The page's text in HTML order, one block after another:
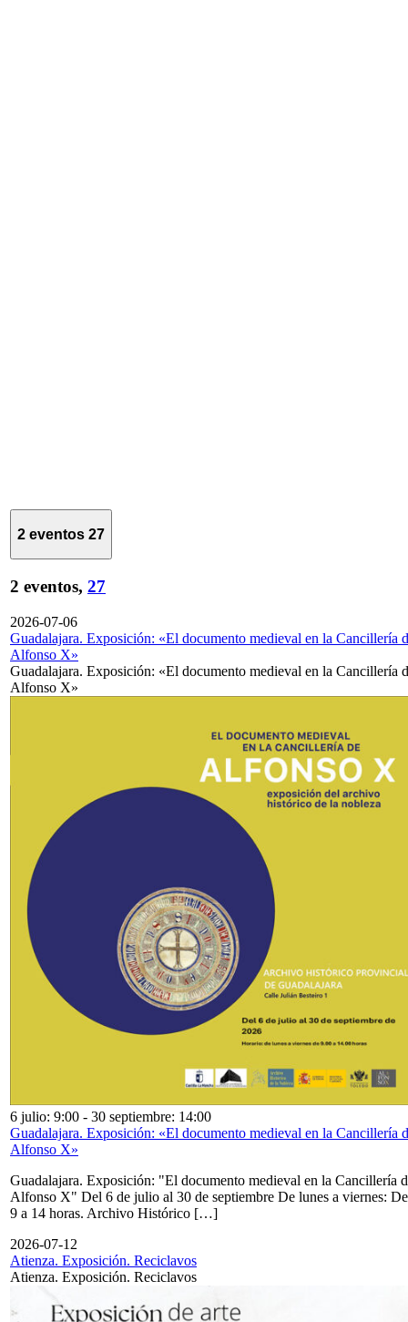
2 eventos 27
2 eventos, 27
2026-07-06
Guadalajara. Exposición: «El documento medieval en la Cancillería
Alfonso X»
Guadalajara. Exposición: «El documento medieval en la Cancillería
Alfonso X»
6 julio: 9:00 - 30 septiembre: 14:00
Guadalajara. Exposición: «El documento medieval en la Cancillería
Alfonso X»
Guadalajara. Exposición: "El documento medieval en la Cancillería
Alfonso X" Del 6 de julio al 30 de septiembre De lunes a viernes: De
9 a 14 horas. Archivo Histórico […]
2026-07-12
Atienza. Exposición. Reciclavos
Atienza. Exposición. Reciclavos